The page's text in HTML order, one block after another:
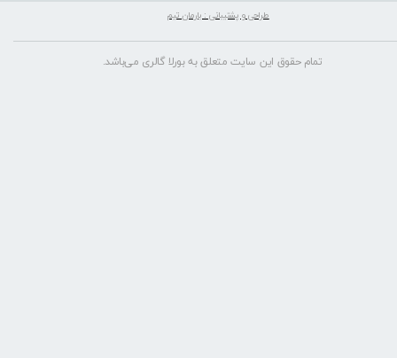
تمام حقوق این سایت متعلق به بورلا گالری می‌باشد.
طراحی و پشتیبانی : بارمان تیم